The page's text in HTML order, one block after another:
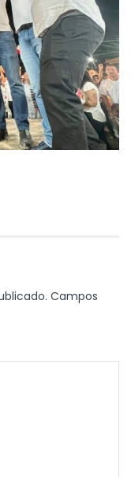
Campos